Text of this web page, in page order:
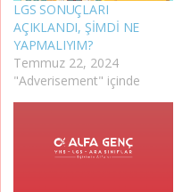
LGS SONUÇLARI
AÇIKLANDI, ŞİMDİ NE
YAPMALIYIM?
Temmuz 22, 2024
"Adverisement" içinde